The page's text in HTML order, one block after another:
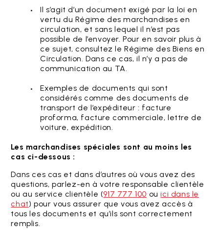
Il s’agit d’un document exigé par la loi en
vertu du Régime des marchandises en
circulation, et sans lequel il n’est pas
possible de l’envoyer. Pour en savoir plus à
ce sujet, consultez le Régime des Biens en
Circulation. Dans ce cas, il n’y a pas de
communication au TA.
Exemples de documents qui sont
considérés comme des documents de
transport de l’expéditeur : facture
proforma, facture commerciale, lettre de
voiture, expédition.
Les marchandises spéciales sont au moins les
cas ci-dessous :
Dans ces cas et dans d’autres où vous avez des
questions, parlez-en à votre responsable clientèle
ou au service clientèle (917 777 100 ouici dans le
chat) pour vous assurer que vous avez accès à
tous les documents et qu’ils sont correctement
remplis.